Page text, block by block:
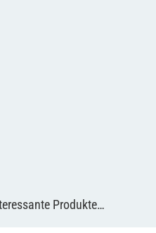
Produkte…